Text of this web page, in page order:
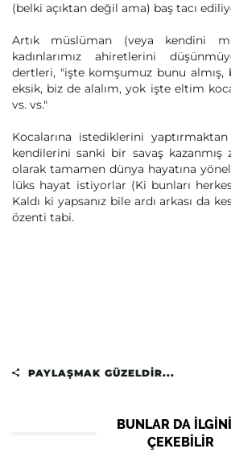
(belki açıktan değil ama) baş tacı
Artık müslüman (veya kendini
kadınlarımız ahiretlerini
dertleri, "işte komşumuz bunu
eksik, biz de alalım, yok işte eltim
vs. vs."
Kocalarına istediklerini
kendilerini sanki bir savaş kazanmış
olarak tamamen dünya hayatına
lüks hayat istiyorlar (Ki bunları
Kaldı ki yapsanız bile ardı arkası da
özenti tabi.
PAYLAŞMAK GÜZELDIR...
BUNLAR DA
ÇEKEBILIR